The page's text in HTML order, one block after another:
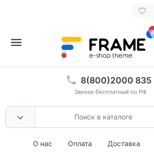
8(800)2000 835
Звонок бесплатный по РФ
О нас Оплата Доставка